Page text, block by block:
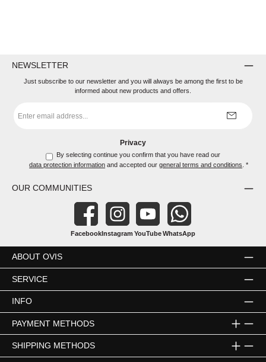
NEWSLETTER
Just subscribe to our newsletter and you will always be among the first to be
informed about new products and offers.
address
Privacy
data protection information and accepted ourgeneral terms and conditions .*
OUR COMMUNITIES
FacebookInstagram YouTubeWhatsApp
ABOUT OVIS
SERVICE
INFO
PAYMENT METHODS
SHIPPING METHODS